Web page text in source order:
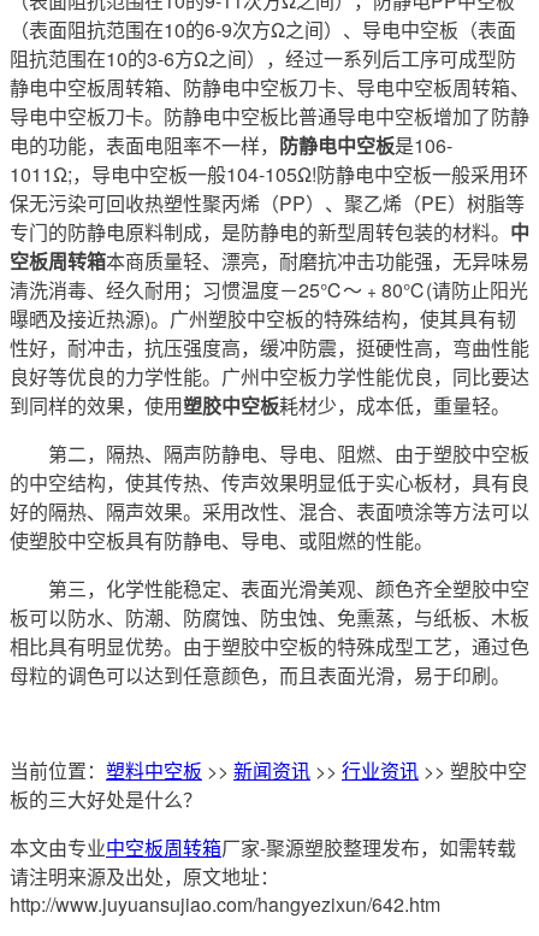
（表面阻抗范围在10的6-9次方Ω之间）、导电中空板（表面
阻抗范围在10的3-6方Ω之间），经过一系列后工序可成型防
静电中空板周转箱、防静电中空板刀卡、导电中空板周转箱、
导电中空板刀卡。防静电中空板比普通导电中空板增加了防静
电的功能，表面电阻率不一样， 防静电中空板是106-
1011Ω;，导电中空板一般104-105Ω!防静电中空板一般采用环
保无污染可回收热塑性聚丙烯（PP）、聚乙烯（PE）树脂等
专门的防静电原料制成，是防静电的新型周转包装的材料。 中
空板周转箱本商质量轻、漂亮，耐磨抗冲击功能强，无异味易
清洗消毒、经久耐用；习惯温度－25℃～﹢80℃(请防止阳光
曝晒及接近热源)。广州塑胶中空板的特殊结构，使其具有韧
性好，耐冲击，抗压强度高，缓冲防震，挺硬性高，弯曲性能
良好等优良的力学性能。广州中空板力学性能优良，同比要达
到同样的效果，使用塑胶中空板耗材少，成本低，重量轻。
第二，隔热、隔声防静电、导电、阻燃、由于塑胶中空板
的中空结构，使其传热、传声效果明显低于实心板材，具有良
好的隔热、隔声效果。采用改性、混合、表面喷涂等方法可以
使塑胶中空板具有防静电、导电、或阻燃的性能。
第三，化学性能稳定、表面光滑美观、颜色齐全塑胶中空
板可以防水、防潮、防腐蚀、防虫蚀、免熏蒸，与纸板、木板
相比具有明显优势。由于塑胶中空板的特殊成型工艺，通过色
母粒的调色可以达到任意颜色，而且表面光滑，易于印刷。
当前位置： 塑料中空板 >> 新闻资讯 >> 行业资讯 >> 塑胶中空
板的三大好处是什么？
本文由专业中空板周转箱厂家-聚源塑胶整理发布，如需转载
请注明来源及出处，原文地址：
http://www.juyuansujiao.com/hangyezixun/642.htm